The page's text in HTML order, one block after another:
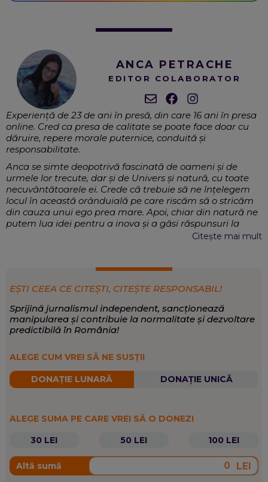
ANCA PETRACHE
EDITOR COLABORATOR
Experiență de 23 de ani în presă, din care 16 ani în presa
online. Cred ca presa de calitate se poate face doar cu
dăruire, repere morale puternice, conduită și
responsabilitate.
Anca se simte deopotrivă fascinată de oameni și de
urmele lor trecute, dar și de Univers și natură, cu toate
necuvântătoarele ei. Crede că trebuie să ne înțelegem
locul în această orânduială pe care riscăm să o stricăm
din cauza unui ego prea mare. Apoi, chiar din natură ne
putem lua idei pentru a inova și a găsi răspunsuri la
multe întrebări. Este interesată de inovație și tehnică, de
EXPERTIZĂ:Externe, Magazin, Sănătate, Mediu, Știință
SCRIE DESPRE: Magazin și știință Sănătate Timp liber
Citește mai mult
EȘTI CEEA CE CITEȘTI, CITEȘTE RESPONSABIL!
Sprijină jurnalismul independent, sancționează
manipularea și contribuie la normalitate și dezvoltare
predictibilă în România!
ALEGE CUM VREI SĂ NE SUSȚII
DONAȚIE LUNARĂ DONAȚIE UNICĂ
ALEGE SUMA PE CARE VREI SĂ O DONEZI
30 LEI
50 LEI 100 LEI
Altă sumă LEI